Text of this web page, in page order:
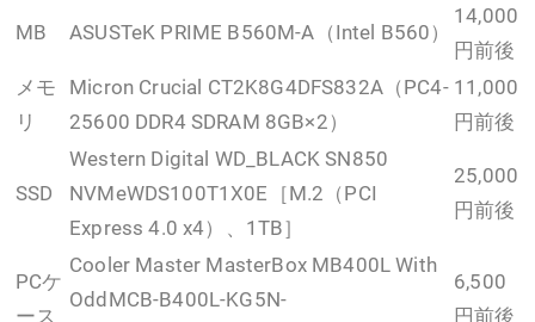
MB ASUSTeK PRIME B560M-A（Intel B560）
14,000
円前後
メモ
リ
Micron Crucial CT2K8G4DFS832A（PC4-
25600 DDR4 SDRAM 8GB×2）
11,000
円前後
SSD
Western Digital WD_BLACK SN850
NVMeWDS100T1X0E［M.2（PCI
Express 4.0 x4）、1TB］
25,000
円前後
PCケ
ース
Cooler Master MasterBox MB400L With
OddMCB-B400L-KG5N-
6,500
円前後